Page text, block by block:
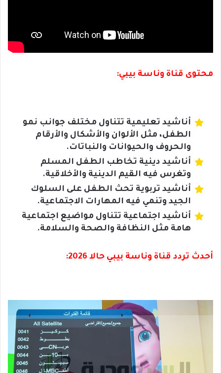
محتوى قناة وناسة بيبي:
أناشيد تعليمية تتناول مختلف جوانب نمو
الطفل، مثل الألوان والأشكال والأرقام
والحروف والحيوانات والنباتات.
أناشيد دينية تخاطب الطفل المسلم
وتغرس فيه القيم الدينية والأخلاقية.
أناشيد تربوية تحث الطفل على السلوك
الجيد وتنمي فيه المهارات الاجتماعية.
أناشيد اجتماعية تتناول مواضيع اجتماعية
هامة مثل النظافة والصحة والسلامة.
أحدث تردد قناة وناسة بيبي حالا 2026: